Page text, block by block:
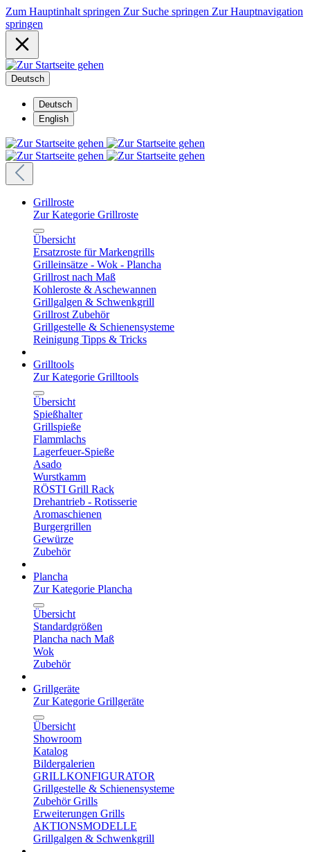
Zum Hauptinhalt springen Zur Suche springen Zur Hauptnavigation
springen
Deutsch
Deutsch
English
Grillroste
Zur Kategorie Grillroste
Übersicht
Ersatzroste für Markengrills
Grilleinsätze - Wok - Plancha
Grillrost nach Maß
Kohleroste & Aschewannen
Grillgalgen & Schwenkgrill
Grillrost Zubehör
Grillgestelle & Schienensysteme
Reinigung Tipps & Tricks
Grilltools
Zur Kategorie Grilltools
Übersicht
Spießhalter
Grillspieße
Flammlachs
Lagerfeuer-Spieße
Asado
Wurstkamm
RÖSTI Grill Rack
Drehantrieb - Rotisserie
Aromaschienen
Burgergrillen
Gewürze
Zubehör
Plancha
Zur Kategorie Plancha
Übersicht
Standardgrößen
Plancha nach Maß
Wok
Zubehör
Grillgeräte
Zur Kategorie Grillgeräte
Übersicht
Showroom
Katalog
Bildergalerien
GRILLKONFIGURATOR
Grillgestelle & Schienensysteme
Zubehör Grills
Erweiterungen Grills
AKTIONSMODELLE
Grillgalgen & Schwenkgrill